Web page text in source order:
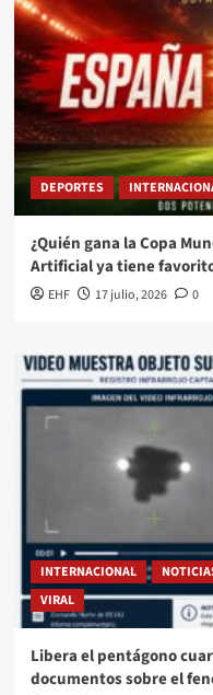
DEPORTES
¿Quién gana la Copa
Artificial ya tiene
EHF 17 julio, 2026 0
INTERNACIONAL
VIRAL
Libera el pentágono
documentos sobre el